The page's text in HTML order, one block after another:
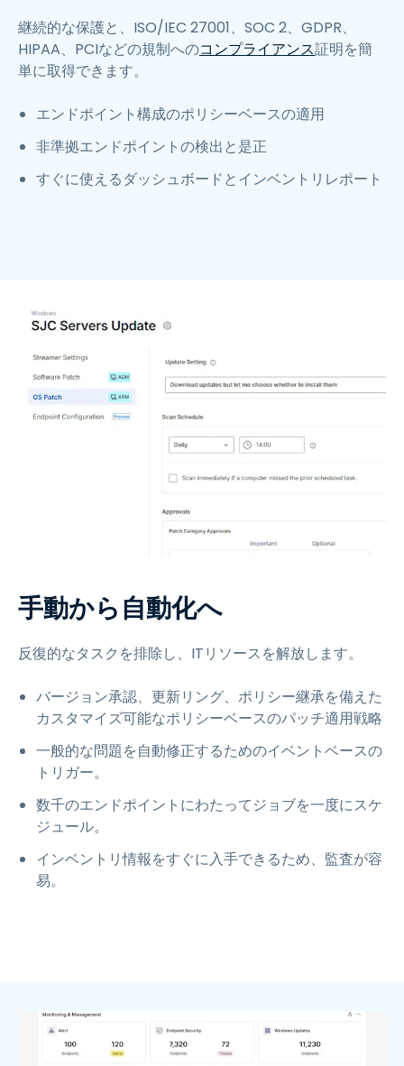
継続的な保護と、ISO/IEC 27001、SOC 2、GDPR、
HIPAA、PCIなどの規制へのコンプライアンス証明を簡
単に取得できます。
エンドポイント構成のポリシーベースの適用
非準拠エンドポイントの検出と是正
すぐに使えるダッシュボードとインベントリレポート
手動から自動化へ
反復的なタスクを排除し、ITリソースを解放します。
バージョン承認、更新リング、ポリシー継承を備えた
カスタマイズ可能なポリシーベースのパッチ適用戦略
一般的な問題を自動修正するためのイベントベースの
トリガー。
数千のエンドポイントにわたってジョブを一度にスケ
ジュール。
インベントリ情報をすぐに入手できるため、監査が容
易。